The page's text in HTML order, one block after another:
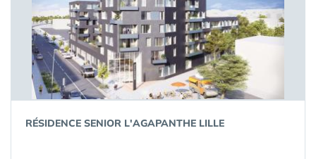
RÉSIDENCE SENIOR L'AGAPANTHE LILLE